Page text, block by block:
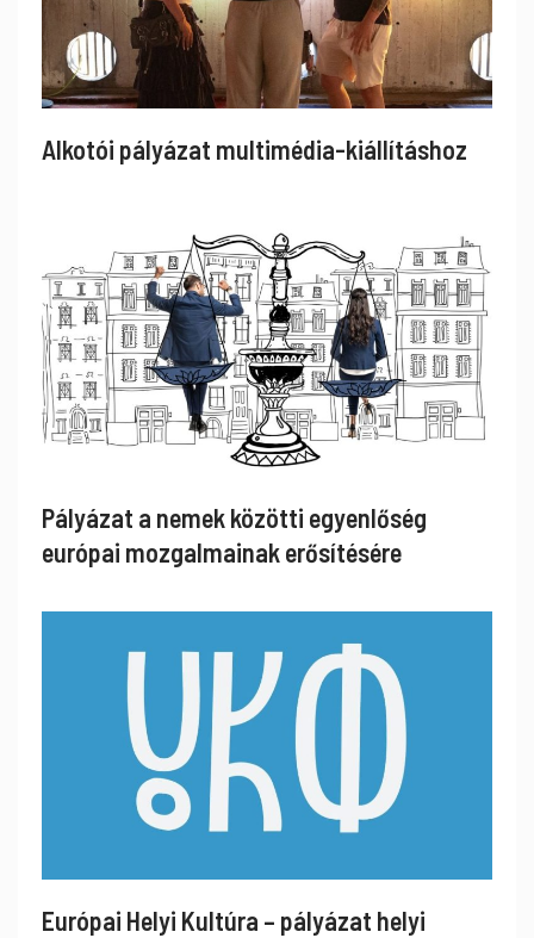
Alkotói pályázat multimédia-kiállításhoz
Pályázat a nemek közötti egyenlőség
európai mozgalmainak erősítésére
Európai Helyi Kultúra – pályázat helyi